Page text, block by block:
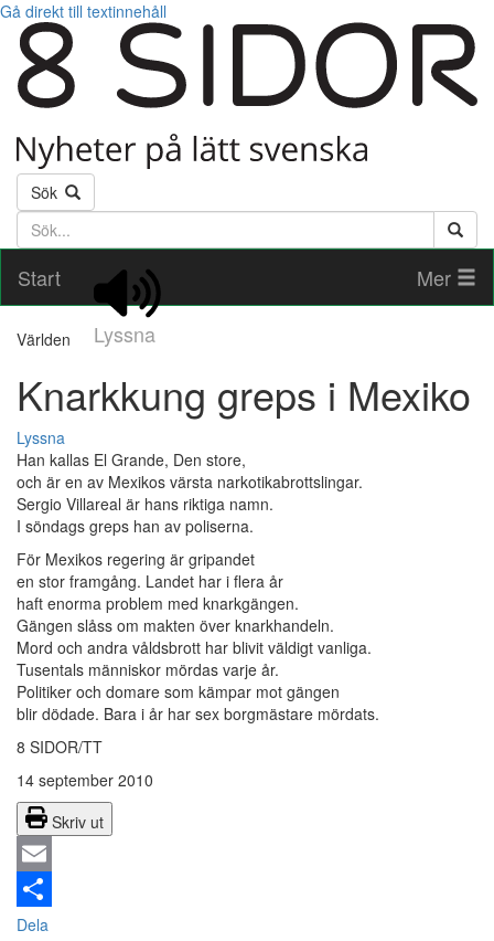
Gå direkt till textinnehåll
Sök
Söktext
Start
Lyssna
Mer
Världen
Knarkkung greps i Mexiko
Lyssna
Han kallas El Grande, Den store,
och är en av Mexikos värsta narkotikabrottslingar.
Sergio Villareal är hans riktiga namn.
I söndags greps han av poliserna.
För Mexikos regering är gripandet
en stor framgång. Landet har i flera år
haft enorma problem med knarkgängen.
Gängen slåss om makten över knarkhandeln.
Mord och andra våldsbrott har blivit väldigt vanliga.
Tusentals människor mördas varje år.
Politiker och domare som kämpar mot gängen
blir dödade. Bara i år har sex borgmästare mördats.
8 SIDOR/TT
14 september 2010
Skriv ut
Email
Dela